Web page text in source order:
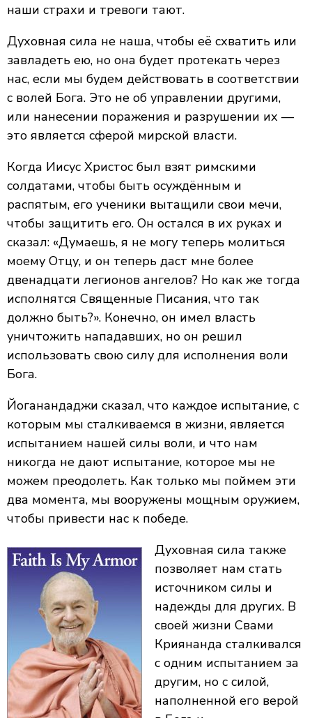
наши страхи и тревоги тают.
Духовная сила не наша, чтобы её схватить или
завладеть ею, но она будет протекать через
нас, если мы будем действовать в соответствии
с волей Бога. Это не об управлении другими,
или нанесении поражения и разрушении их —
это является сферой мирской власти.
Когда Иисус Христос был взят римскими
солдатами, чтобы быть осуждённым и
распятым, его ученики вытащили свои мечи,
чтобы защитить его. Он остался в их руках и
сказал: «Думаешь, я не могу теперь молиться
моему Отцу, и он теперь даст мне более
двенадцати легионов ангелов? Но как же тогда
исполнятся Священные Писания, что так
должно быть?». Конечно, он имел власть
уничтожить нападавших, но он решил
использовать свою силу для исполнения воли
Бога.
Йоганандаджи сказал, что каждое испытание, с
которым мы сталкиваемся в жизни, является
испытанием нашей силы воли, и что нам
никогда не дают испытание, которое мы не
можем преодолеть. Как только мы поймем эти
два момента, мы вооружены мощным оружием,
чтобы привести нас к победе.
Духовная сила также
позволяет нам стать
источником силы и
надежды для других. В
своей жизни Свами
Криянанда сталкивался
с одним испытанием за
другим, но с силой,
наполненной его верой